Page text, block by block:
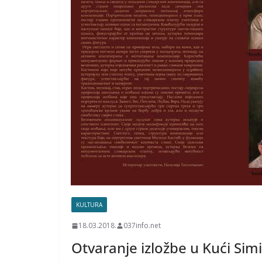
KULTURA
18.03.2018. 037info.net
Otvaranje izložbe u Kući